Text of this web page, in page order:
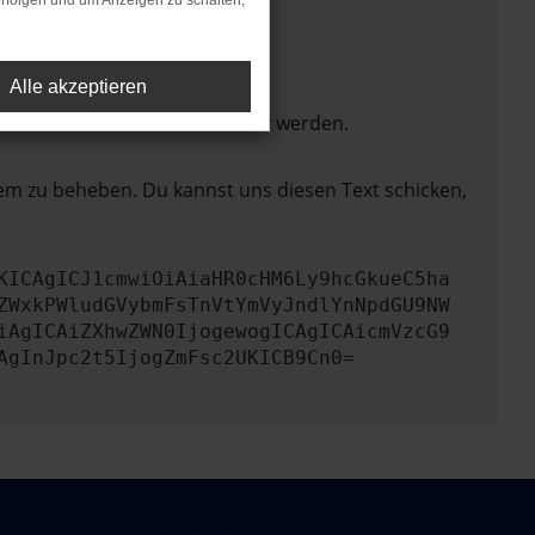
nicht mehr unterstützt werden.
zu beheben. Du kannst uns diesen Text schicken,
Alle akzeptieren